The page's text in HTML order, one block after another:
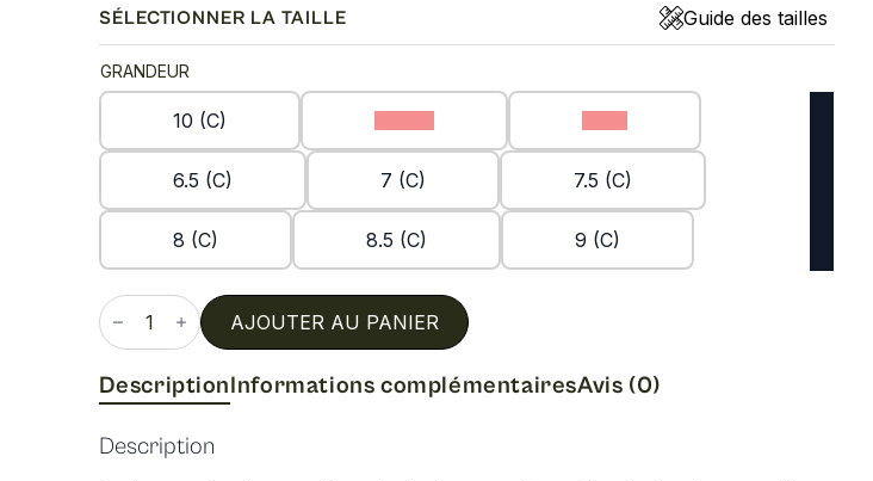
SÉLECTIONNER LA TAILLE Guide des tailles
GRANDEUR
10 (C)
6.5 (C) 7 (C) 7.5 (C)
8 (C) 8.5 (C) 9 (C)
quantité
de
Zana
AJOUTER AU PANIER
DescriptionInformations complémentairesAvis (0)
Description